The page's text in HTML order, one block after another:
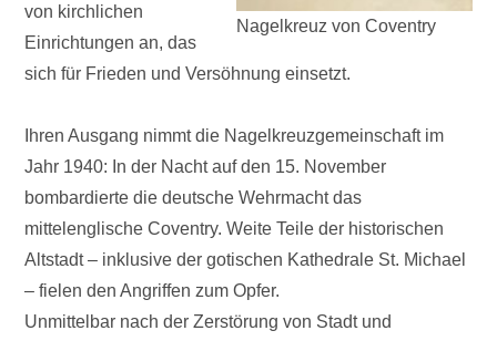
Nagelkreuz von Coventry
von kirchlichen
Einrichtungen an, das
sich für Frieden und Versöhnung einsetzt.
Ihren Ausgang nimmt die Nagelkreuzgemeinschaft im
Jahr 1940: In der Nacht auf den 15. November
bombardierte die deutsche Wehrmacht das
mittelenglische Coventry. Weite Teile der historischen
Altstadt – inklusive der gotischen Kathedrale St. Michael
– fielen den Angriffen zum Opfer.
Unmittelbar nach der Zerstörung von Stadt und